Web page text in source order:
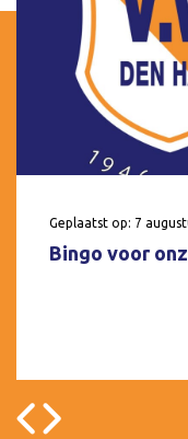
Geplaatst op: 7
Bingo voor